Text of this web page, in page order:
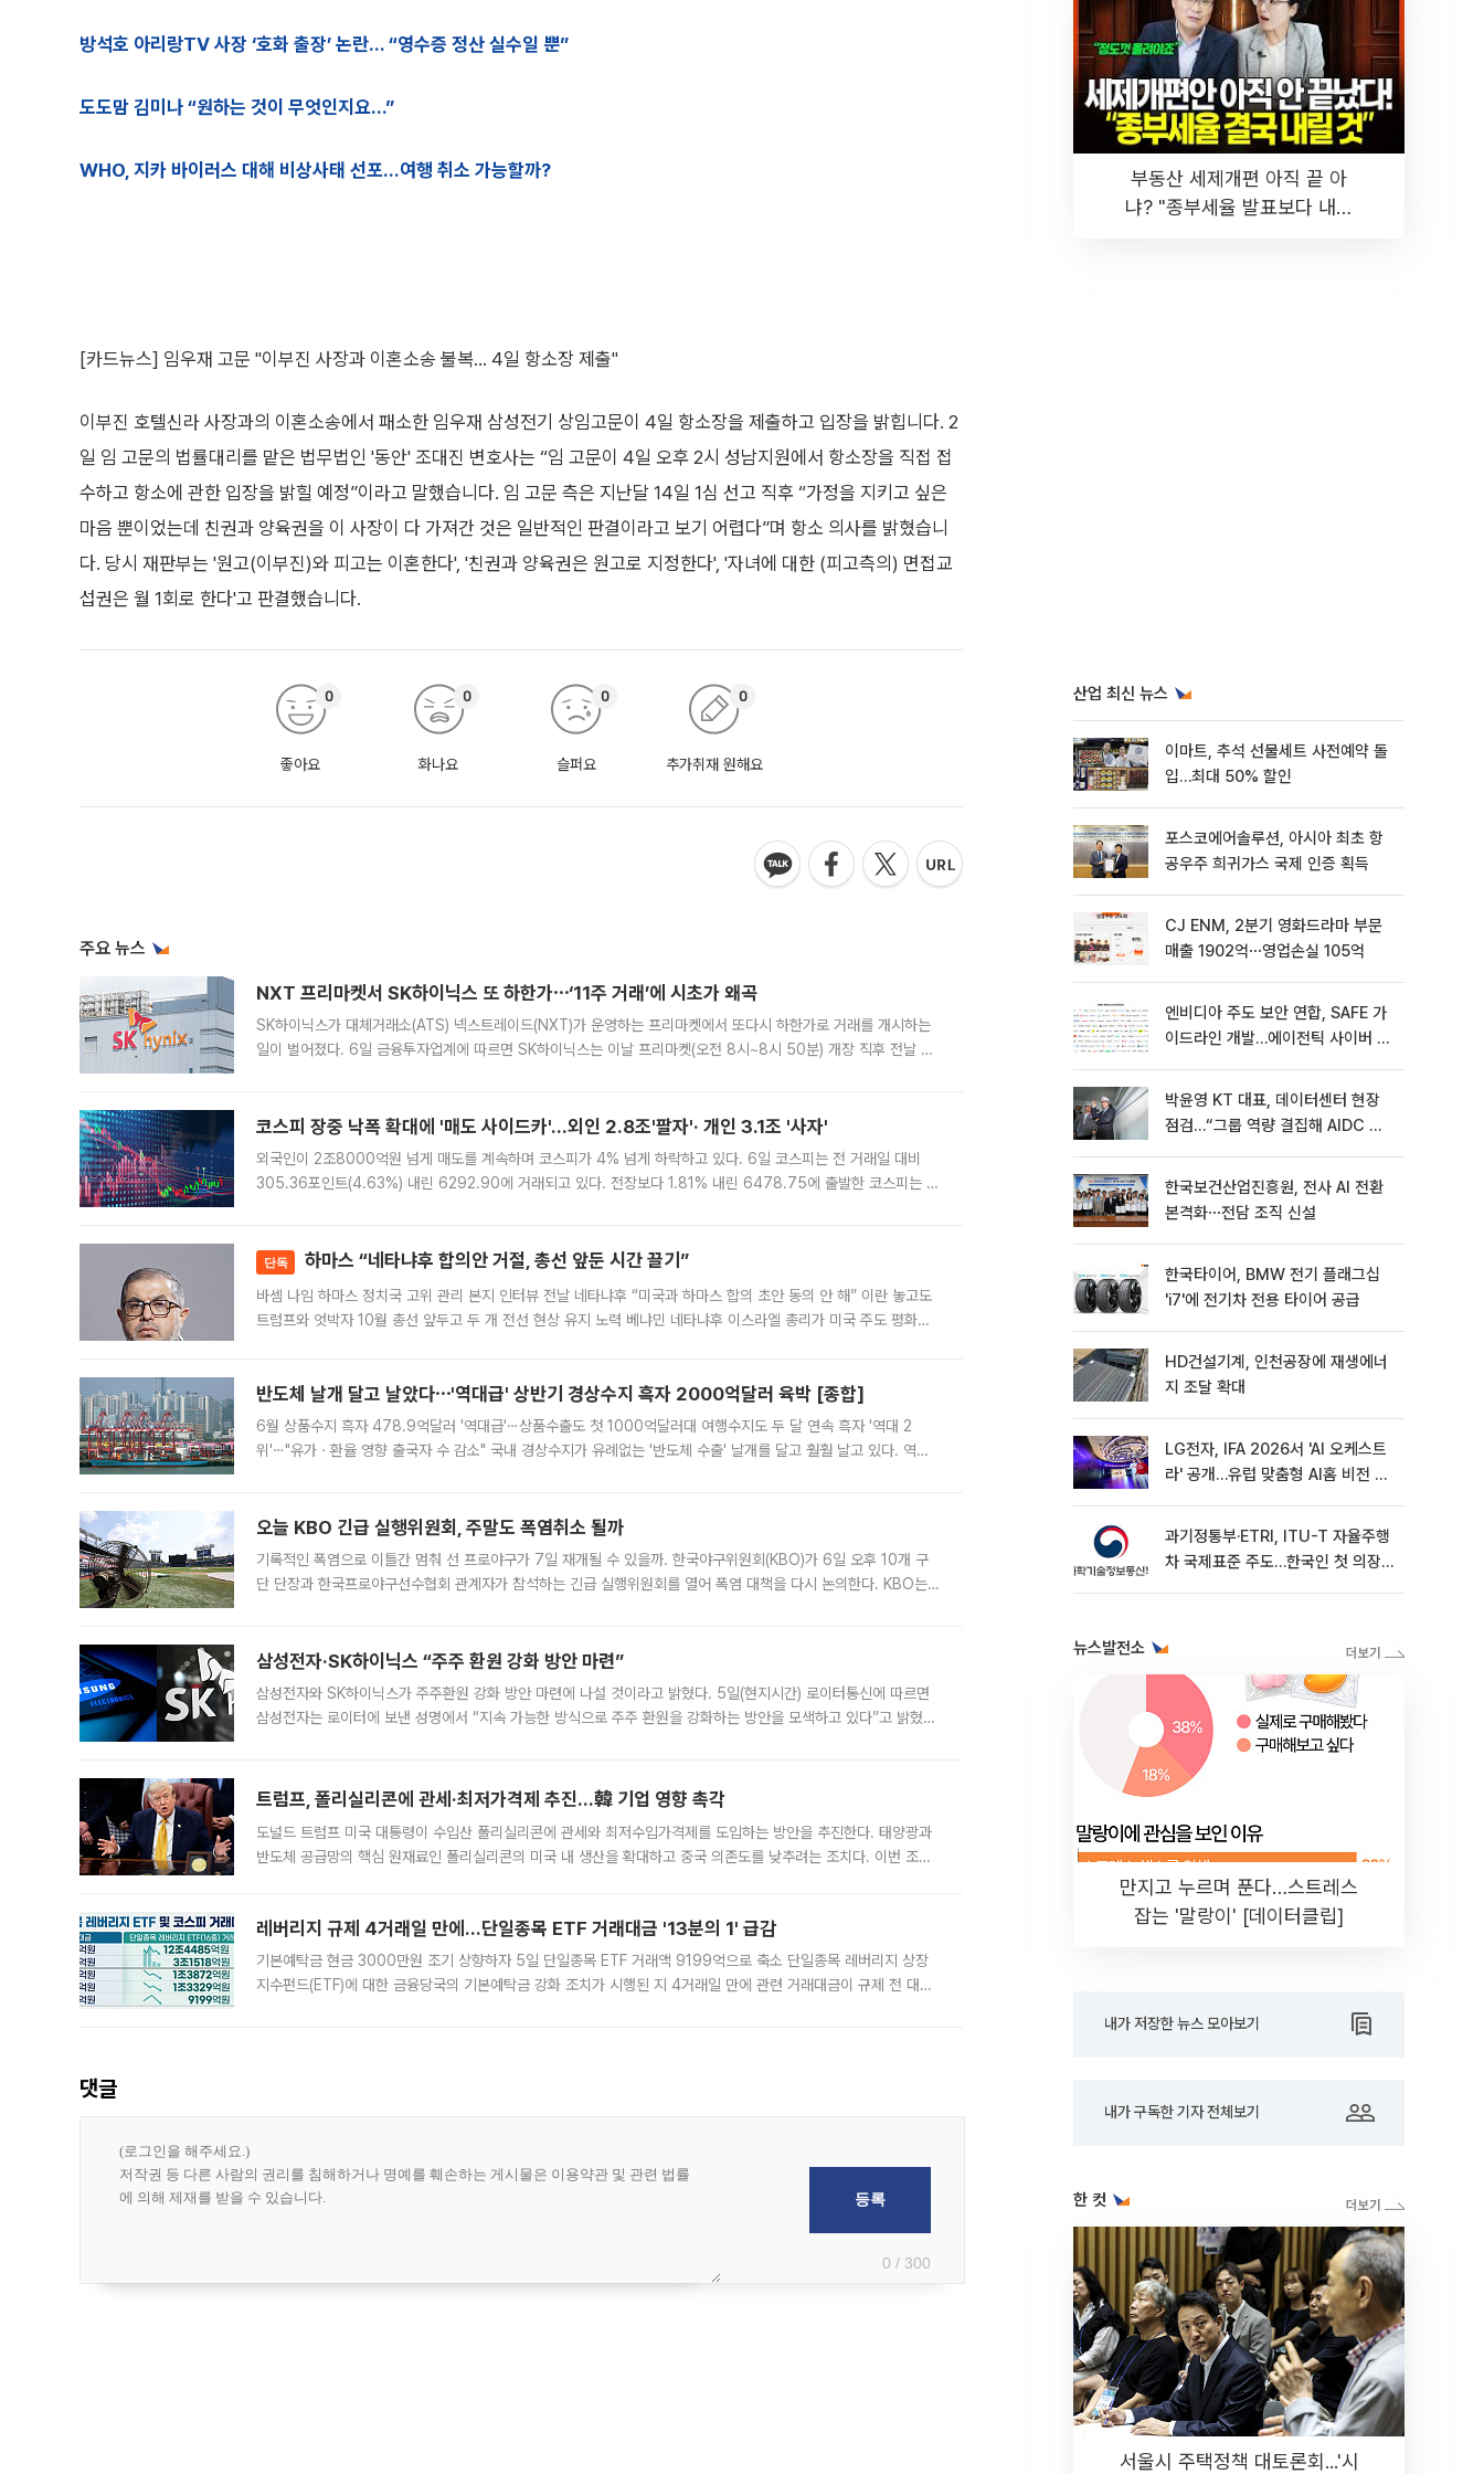
방석호 아리랑TV 사장 ‘호화 출장’ 논란… “영수증 정산 실수일 뿐”
도도맘 김미나 “원하는 것이 무엇인지요…”
WHO, 지카 바이러스 대해 비상사태 선포…여행 취소 가능할까?
[카드뉴스] 임우재 고문 "이부진 사장과 이혼소송 불복… 4일 항소장 제출"
이부진 호텔신라 사장과의 이혼소송에서 패소한 임우재 삼성전기 상임고문이 4일 항소장을 제출하고 입장을 밝힙니다. 2
일 임 고문의 법률대리를 맡은 법무법인 '동안' 조대진 변호사는 “임 고문이 4일 오후 2시 성남지원에서 항소장을 직접 접
수하고 항소에 관한 입장을 밝힐 예정”이라고 말했습니다. 임 고문 측은 지난달 14일 1심 선고 직후 “가정을 지키고 싶은
마음 뿐이었는데 친권과 양육권을 이 사장이 다 가져간 것은 일반적인 판결이라고 보기 어렵다”며 항소 의사를 밝혔습니
다. 당시 재판부는 '원고(이부진)와 피고는 이혼한다', '친권과 양육권은 원고로 지정한다', '자녀에 대한 (피고측의) 면접교
섭권은 월 1회로 한다'고 판결했습니다.
좋아요
0
화나요
0
슬퍼요
0
추가취재 원해요
0
주요 뉴스
NXT 프리마켓서 SK하이닉스 또 하한가⋯‘11주 거래’에 시초가 왜곡
SK하이닉스가 대체거래소(ATS) 넥스트레이드(NXT)가 운영하는 프리마켓에서 또다시 하한가로 거래를 개시하는
일이 벌어졌다. 6일 금융투자업계에 따르면 SK하이닉스는 이날 프리마켓(오전 8시~8시 50분) 개장 직후 전날 정
코스피 장중 낙폭 확대에 '매도 사이드카'…외인 2.8조'팔자'· 개인 3.1조 '사자'
외국인이 2조8000억원 넘게 매도를 계속하며 코스피가 4% 넘게 하락하고 있다. 6일 코스피는 전 거래일 대비
305.36포인트(4.63%) 내린 6292.90에 거래되고 있다. 전장보다 1.81% 내린 6478.75에 출발한 코스피는 장
단독 하마스 “네타냐후 합의안 거절, 총선 앞둔 시간 끌기”
바셈 나임 하마스 정치국 고위 관리 본지 인터뷰 전날 네타냐후 “미국과 하마스 합의 초안 동의 안 해” 이란 놓고도
트럼프와 엇박자 10월 총선 앞두고 두 개 전선 현상 유지 노력 베냐민 네타냐후 이스라엘 총리가 미국 주도 평화위
반도체 날개 달고 날았다⋯'역대급' 상반기 경상수지 흑자 2000억달러 육박 [종합]
6월 상품수지 흑자 478.9억달러 '역대급'⋯상품수출도 첫 1000억달러대 여행수지도 두 달 연속 흑자 '역대 2
위'⋯"유가ㆍ환율 영향 출국자 수 감소" 국내 경상수지가 유례없는 '반도체 수출' 날개를 달고 훨훨 날고 있다. 역대
오늘 KBO 긴급 실행위원회, 주말도 폭염취소 될까
기록적인 폭염으로 이틀간 멈춰 선 프로야구가 7일 재개될 수 있을까. 한국야구위원회(KBO)가 6일 오후 10개 구
단 단장과 한국프로야구선수협회 관계자가 참석하는 긴급 실행위원회를 열어 폭염 대책을 다시 논의한다. KBO는
삼성전자·SK하이닉스 “주주 환원 강화 방안 마련”
삼성전자와 SK하이닉스가 주주환원 강화 방안 마련에 나설 것이라고 밝혔다. 5일(현지시간) 로이터통신에 따르면
삼성전자는 로이터에 보낸 성명에서 “지속 가능한 방식으로 주주 환원을 강화하는 방안을 모색하고 있다”고 밝혔다.
트럼프, 폴리실리콘에 관세·최저가격제 추진…韓 기업 영향 촉각
도널드 트럼프 미국 대통령이 수입산 폴리실리콘에 관세와 최저수입가격제를 도입하는 방안을 추진한다. 태양광과
반도체 공급망의 핵심 원재료인 폴리실리콘의 미국 내 생산을 확대하고 중국 의존도를 낮추려는 조치다. 이번 조처
레버리지 규제 4거래일 만에…단일종목 ETF 거래대금 '13분의 1' 급감
기본예탁금 현금 3000만원 조기 상향하자 5일 단일종목 ETF 거래액 9199억으로 축소 단일종목 레버리지 상장
지수펀드(ETF)에 대한 금융당국의 기본예탁금 강화 조치가 시행된 지 4거래일 만에 관련 거래대금이 규제 전 대비
댓글
0 / 300
부동산 세제개편 아직 끝 아
냐? "종부세율 발표보다 내릴
산업 최신 뉴스
이마트, 추석 선물세트 사전예약 돌
입…최대 50% 할인
포스코에어솔루션, 아시아 최초 항
공우주 희귀가스 국제 인증 획득
CJ ENM, 2분기 영화드라마 부문
매출 1902억⋯영업손실 105억
엔비디아 주도 보안 연합, SAFE 가
이드라인 개발…에이전틱 사이버 보
박윤영 KT 대표, 데이터센터 현장
점검…“그룹 역량 결집해 AIDC 경
한국보건산업진흥원, 전사 AI 전환
본격화⋯전담 조직 신설
한국타이어, BMW 전기 플래그십
'i7'에 전기차 전용 타이어 공급
HD건설기계, 인천공장에 재생에너
지 조달 확대
LG전자, IFA 2026서 'AI 오케스트
라' 공개…유럽 맞춤형 AI홈 비전 제
과기정통부·ETRI, ITU-T 자율주행
차 국제표준 주도…한국인 첫 의장
뉴스발전소
만지고 누르며 푼다…스트레스
잡는 '말랑이' [데이터클립]
내가 저장한 뉴스 모아보기
내가 구독한 기자 전체보기
한 컷
서울시 주택정책 대토론회...'시